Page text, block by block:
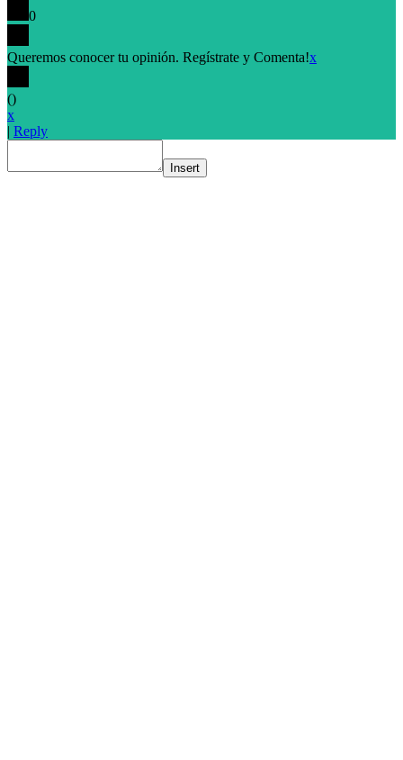
0
Queremos conocer tu opinión. Regístrate y Comenta!x
()
x
| Reply
Insert